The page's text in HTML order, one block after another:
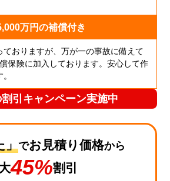
万円の補償付き
おりますが、万が一の事故に備えて
保険に加入しております。安心して作
引キャンペーン実施中
でお見積り価格から
45%割引